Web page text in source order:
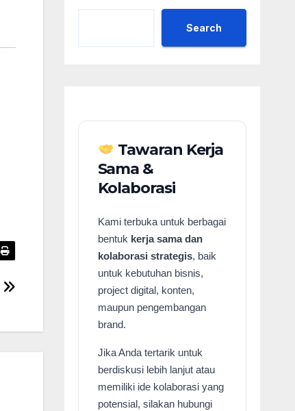
Search
Tawaran Kerja
Sama &
Kolaborasi
Kami terbuka untuk berbagai
bentuk kerja sama dan
kolaborasi strategis, baik
untuk kebutuhan bisnis,
project digital, konten,
maupun pengembangan
brand.
Jika Anda tertarik untuk
berdiskusi lebih lanjut atau
memiliki ide kolaborasi yang
potensial, silakan hubungi